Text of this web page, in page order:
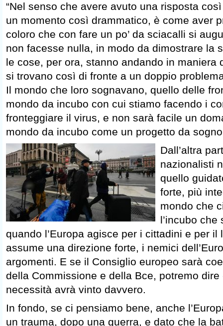
“Nel senso che avere avuto una risposta
un momento così drammatico, è come aver
coloro che con fare un po’ da sciacalli si
non facesse nulla, in modo da dimostrare la
le cose, per ora, stanno andando in maniera
si trovano così di fronte a un doppio
Il mondo che loro sognavano, quello delle
mondo da incubo con cui stiamo facendo i
fronteggiare il virus, e non sarà facile un
mondo da incubo come un progetto da
Dall’altra
nazionalisti
quello
forte, più
mondo che
l’incubo
quando l’Europa agisce per i cittadini e per il
assume una direzione forte, i nemici
argomenti. E se il Consiglio europeo sarà
della Commissione e della Bce, potremo dire
necessità avrà vinto davvero.
In fondo, se ci pensiamo bene, anche
un trauma, dopo una guerra, e dato che la